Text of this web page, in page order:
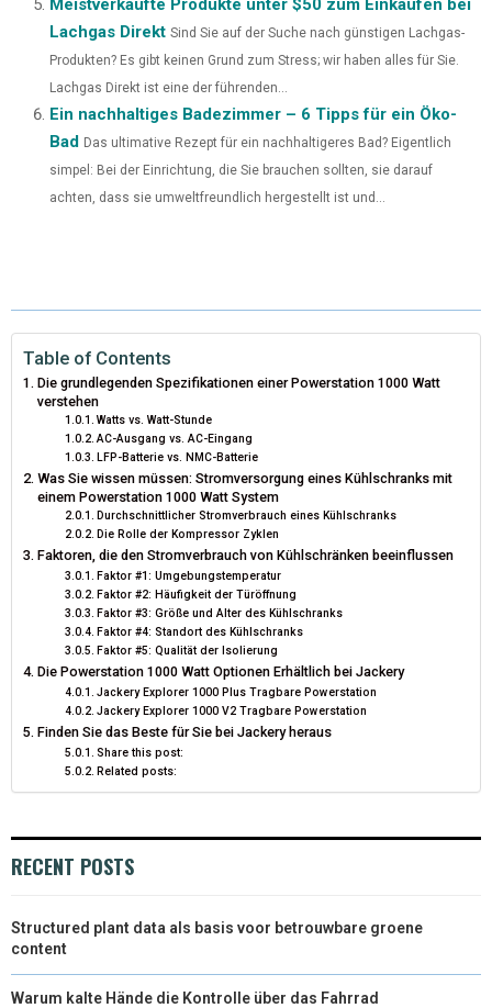
Lachgas Direkt Sind Sie auf der Suche nach günstigen Lachgas-
Produkten? Es gibt keinen Grund zum Stress; wir haben alles für Sie.
Lachgas Direkt ist eine der führenden...
Ein nachhaltiges Badezimmer – 6 Tipps für ein Öko-
Bad Das ultimative Rezept für ein nachhaltigeres Bad? Eigentlich
simpel: Bei der Einrichtung, die Sie brauchen sollten, sie darauf
achten, dass sie umweltfreundlich hergestellt ist und...
Table of Contents
Die grundlegenden Spezifikationen einer Powerstation 1000 Watt
verstehen
Watts vs. Watt-Stunde
AC-Ausgang vs. AC-Eingang
LFP-Batterie vs. NMC-Batterie
Was Sie wissen müssen: Stromversorgung eines Kühlschranks mit
einem Powerstation 1000 Watt System
Durchschnittlicher Stromverbrauch eines Kühlschranks
Die Rolle der Kompressor Zyklen
Faktoren, die den Stromverbrauch von Kühlschränken beeinflussen
Faktor #1: Umgebungstemperatur
Faktor #2: Häufigkeit der Türöffnung
Faktor #3: Größe und Alter des Kühlschranks
Faktor #4: Standort des Kühlschranks
Faktor #5: Qualität der Isolierung
Die Powerstation 1000 Watt Optionen Erhältlich bei Jackery
Jackery Explorer 1000 Plus Tragbare Powerstation
Jackery Explorer 1000 V2 Tragbare Powerstation
Finden Sie das Beste für Sie bei Jackery heraus
Share this post:
Related posts:
RECENT POSTS
Structured plant data als basis voor betrouwbare groene
content
Warum kalte Hände die Kontrolle über das Fahrrad